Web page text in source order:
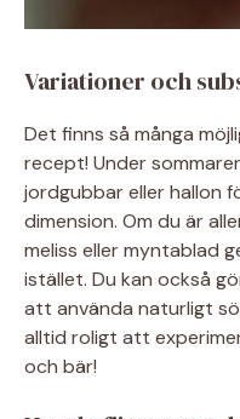
Variationer och
Det finns så många
recept! Under
jordgubbar eller hallon
dimension. Om du är
meliss eller myntablad
istället. Du kan också
att använda naturligt
alltid roligt att
och bär!